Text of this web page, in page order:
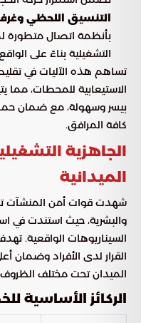
التنسيق اللحظي
بأنظمة اتصال متطورة
التشغيلية بناءً على
تساهم هذه الآليات في
الاستيعابية للمحطات،
بيسر وسهولة، مع ضمان
كافة المرافق.
الجاهزية
الميدانية
شهدت قوات أمن المنشآت
والبشرية، حيث استندت في
السيناريوهات الواقعية.
القرار لدى الأفراد وضمان
الميدان تحت مختلف
الركائز الأساسية